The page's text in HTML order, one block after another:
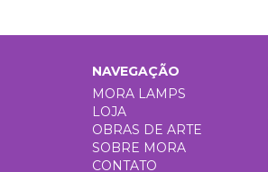
NAVEGAÇÃO
MORA LAMPS
LOJA
OBRAS DE ARTE
SOBRE MORA
CONTATO